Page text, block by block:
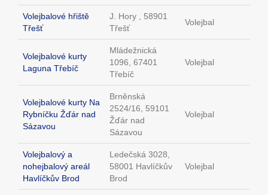
Volejbalové hřiště
Třešť
J. Hory , 58901
Třešť
Volejbal
Volejbalové kurty
Laguna Třebíč
Mládežnická
1096, 67401
Třebíč
Volejbal
Volejbalové kurty Na
Rybníčku Žďár nad
Sázavou
Brněnská
2524/16, 59101
Žďár nad
Sázavou
Volejbal
Volejbalový a
nohejbalový areál
Havlíčkův Brod
Ledečská 3028,
58001 Havlíčkův
Brod
Volejbal